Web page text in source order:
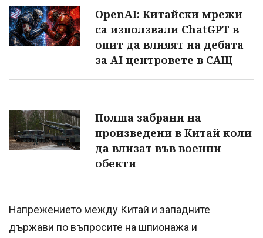
OpenAI: Китайски мрежи
са използвали ChatGPT в
опит да влияят на дебата
за AI центровете в САЩ
Полша забрани на
произведени в Китай коли
да влизат във военни
обекти
Напрежението между Китай и западните
държави по въпросите на шпионажа и